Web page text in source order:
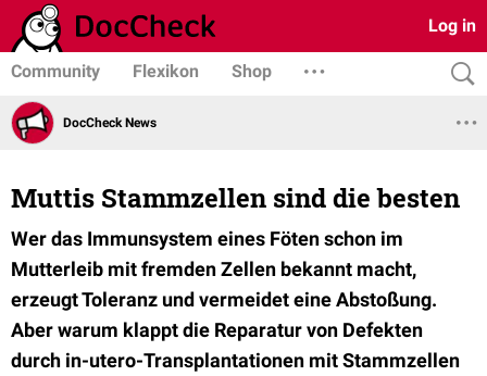
Log in
Community Flexikon Shop
DocCheck News
Muttis Stammzellen sind die besten
Wer das Immunsystem eines Föten schon im
Mutterleib mit fremden Zellen bekannt macht,
erzeugt Toleranz und vermeidet eine Abstoßung.
Aber warum klappt die Reparatur von Defekten
durch in-utero-Transplantationen mit Stammzellen